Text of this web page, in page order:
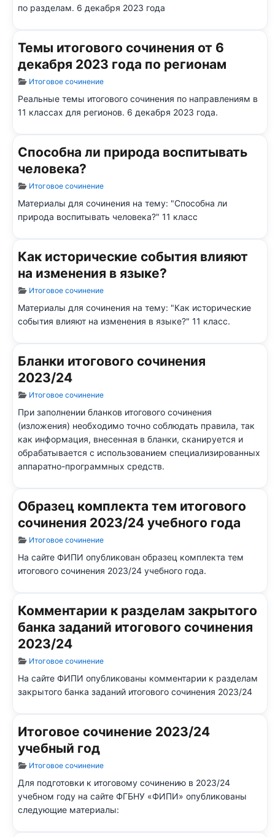
по разделам. 6 декабря 2023 года
Темы итогового сочинения от 6
декабря 2023 года по регионам
Информация о материале
Итоговое сочинение
Реальные темы итогового сочинения по направлениям в
11 классах для регионов. 6 декабря 2023 года.
Способна ли природа воспитывать
человека?
Информация о материале
Итоговое сочинение
Материалы для сочинения на тему: "Способна ли
природа воспитывать человека?" 11 класс
Как исторические события влияют
на изменения в языке?
Информация о материале
Итоговое сочинение
Материалы для сочинения на тему: "Как исторические
события влияют на изменения в языке?" 11 класс.
Бланки итогового сочинения
2023/24
Информация о материале
Итоговое сочинение
При заполнении бланков итогового сочинения
(изложения) необходимо точно соблюдать правила, так
как информация, внесенная в бланки, сканируется и
обрабатывается с использованием специализированных
аппаратно-программных средств.
Образец комплекта тем итогового
сочинения 2023/24 учебного года
Информация о материале
Итоговое сочинение
На сайте ФИПИ опубликован образец комплекта тем
итогового сочинения 2023/24 учебного года.
Комментарии к разделам закрытого
банка заданий итогового сочинения
2023/24
Информация о материале
Итоговое сочинение
На сайте ФИПИ опубликованы комментарии к разделам
закрытого банка заданий итогового сочинения 2023/24
Итоговое сочинение 2023/24
учебный год
Информация о материале
Итоговое сочинение
Для подготовки к итоговому сочинению в 2023/24
учебном году на сайте ФГБНУ «ФИПИ» опубликованы
следующие материалы: